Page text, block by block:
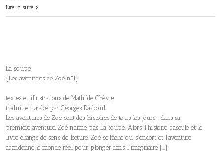
Lire la suite
La soupe
{Les aventures de Zoé n°1}
textes et illustrations de Mathilde Chèvre
traduit en arabe par Georges Daaboul
Les aventures de Zoé sont des histoires de tous les jours : dans sa
première aventure, Zoé n’aime pas La soupe. Alors, l’histoire bascule et le
livre change de sens de lecture. Zoé se fâche ou s’endort et l’aventure
abandonne le monde réel pour plonger dans l’imaginaire […]